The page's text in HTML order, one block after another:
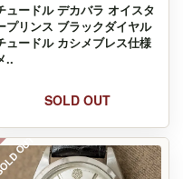
ュードル デカバラ オイスタ
プリンス ブラックダイヤル
ュードル カシメブレス仕様
..
SOLD OUT
OUT